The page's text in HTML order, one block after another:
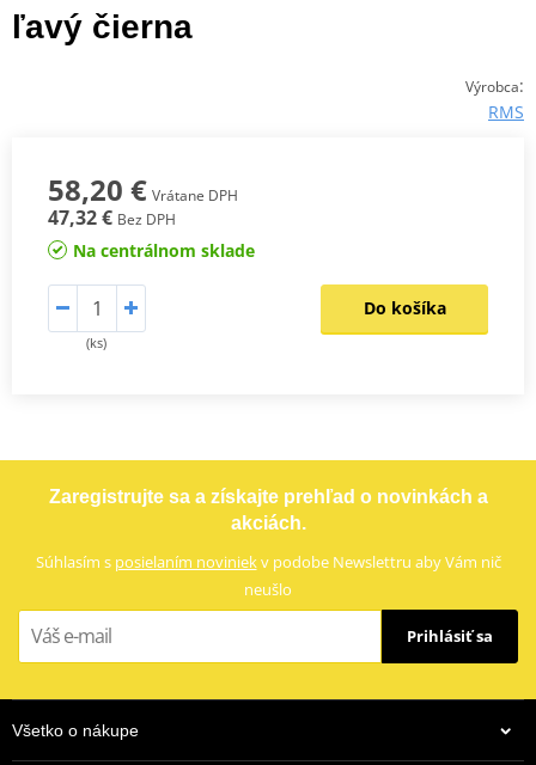
ľavý čierna
Výrobca:
RMS
58,20 € Vrátane DPH
47,32 € Bez DPH
Na centrálnom sklade
(ks)
Do košíka
Zaregistrujte sa a získajte prehľad o novinkách a
akciách.
Súhlasím s posielaním noviniekv podobe Newslettru aby Vám nič
neušlo
Prihlásiť sa
Všetko o nákupe